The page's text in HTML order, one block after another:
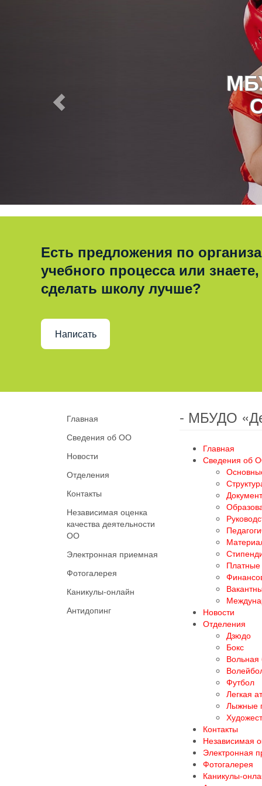
Есть предложения по
учебного процесса или знаете,
сделать школу лучше?
Написать
Главная
Сведения об ОО
Новости
Отделения
Контакты
Независимая оценка
качества деятельности
ОО
Электронная приемная
Фотогалерея
Каникулы-онлайн
Антидопинг
- МБУДО
Главная
Сведения об
Платные
Новости
Отделения
Дзюдо
Бокс
Вольная
Футбол
Легкая
Лыжные
Контакты
Независимая
Электронная
Фотогалерея
Каникулы-